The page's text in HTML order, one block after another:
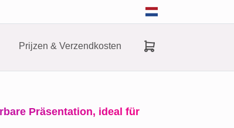
Prijzen & Verzendkosten
Präsentation, ideal für